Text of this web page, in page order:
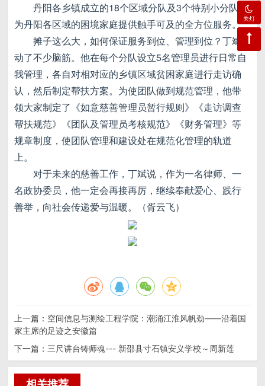
丹阳各乡镇成立的18个区域分队及3个特别小分队，
为丹阳各区域的困境家庭提供触手可及的全方位服务。
摊子这么大，如何保证服务到位、管理到位？丁斌
动了不少脑筋。他在每个分队设立5名管理员进行日常自
我管理，各自对相对应的乡镇区域贫困家庭进行走访确
认，然后制定帮扶方案。为使团队做到规范管理，他带
领大家制定了《如意慈善管理员暂行规则》《走访调查
帮扶规范》《团队及管理员考核规范》《财务管理》等
规章制度，使团队管理和建设处在规范化管理的轨道
上。
对于未来的慈善工作，丁斌说，作为一名律师、一
名政协委员，他一定会再接再厉，继续奉献爱心、践行
善举，向社会传递爱与温暖。（胥云飞）
上一篇： 空间信息与测绘工程学院：潮涌江淮风帆劲——沿着国
家主席的足迹之安徽篇
下一篇： 三尺讲台铸师魂--- 新邵县寸石镇安义学校～周新莲
关灯